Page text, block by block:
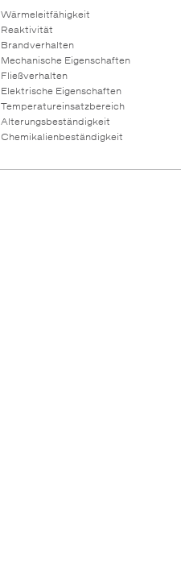
Wärmeleitfähigkeit
Reaktivität
Brandverhalten
Mechanische Eigenschaften
Fließverhalten
Elektrische Eigenschaften
Temperatureinsatzbereich
Alterungsbeständigkeit
Chemikalienbeständigkeit